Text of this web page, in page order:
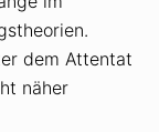
dem Attentat
näher